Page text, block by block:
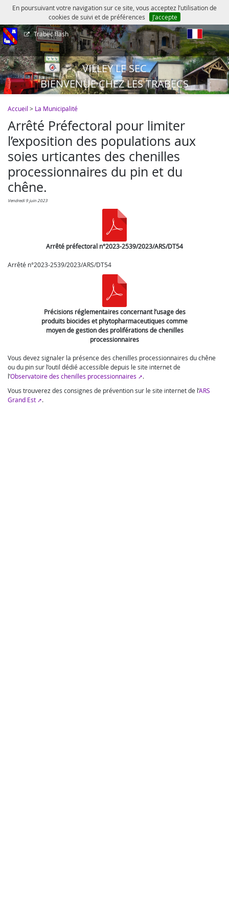
En poursuivant votre navigation sur ce site, vous acceptez l’utilisation de
cookies de suivi et de préférences
J’accepte
Trabec flash
VILLEY LE SEC
BIENVENUE CHEZ LES TRABECS
Accueil > La Municipalité
Arrêté Préfectoral pour limiter
l’exposition des populations aux
soies urticantes des chenilles
processionnaires du pin et du
chêne.
vendredi 9 juin 2023
Arrêté préfectoral n°2023-2539/2023/ARS/DT54
Arrêté n°2023-2539/2023/ARS/DT54
Précisions réglementaires concernant l’usage des
produits biocides et phytopharmaceutiques comme
moyen de gestion des proliférations de chenilles
processionnaires
Vous devez signaler la présence des chenilles processionnaires du chêne
ou du pin sur l’outil dédié accessible depuis le site internet de
l’Observatoire des chenilles processionnaires
.
Vous trouverez des consignes de prévention sur le site internet de l’ARS
Grand Est
.